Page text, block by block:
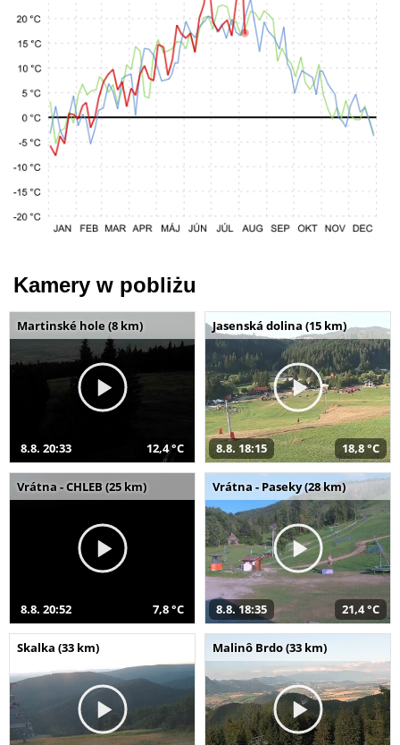
Kamery w pobliżu
Martinské hole (8 km)
8.8. 20:33 12,4 °C
Jasenská dolina (15 km)
8.8. 18:15 18,8 °C
Vrátna - CHLEB (25 km)
8.8. 20:52 7,8 °C
Vrátna - Paseky (28 km)
8.8. 18:35 21,4 °C
Skalka (33 km) Malinô Brdo (33 km)